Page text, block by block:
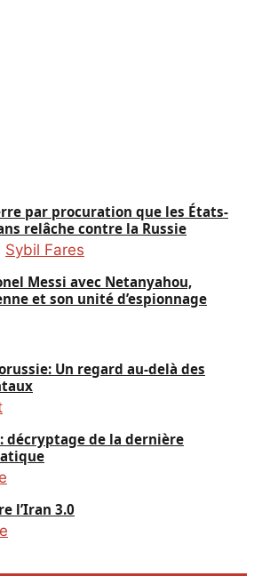
par procuration que les États-
relâche contre la Russie
Sybil Fares
Messi avec Netanyahou,
et son unité d’espionnage
Un regard au-delà des
décryptage de la dernière
l’Iran 3.0